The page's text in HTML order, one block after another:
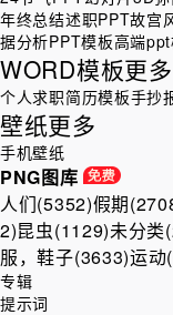
年终总结述职PPT故宫
据分析PPT模板高端
WORD模板更多
个人求职简历模板手抄
壁纸更多
手机壁纸
PNG图库
人们(5352)假期
2)昆虫(1129)未分类
服，鞋子(3633)运动
专辑
提示词